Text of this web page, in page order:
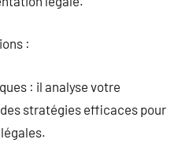
:
: il analyse votre
stratégies efficaces pour